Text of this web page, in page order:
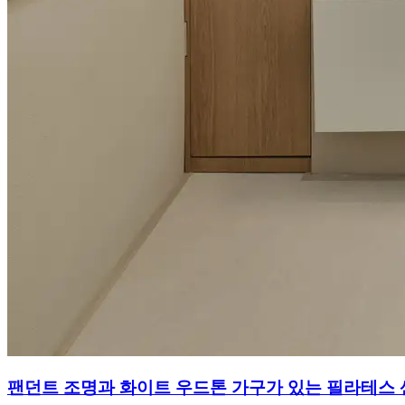
팬던트 조명과 화이트 우드톤 가구가 있는 필라테스